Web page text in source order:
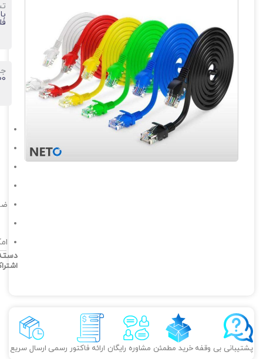
100
پشتیبانی بی وقفه خرید مطمئن مشاوره رایگان ارائه فاکتور رسمی ارسال سریع